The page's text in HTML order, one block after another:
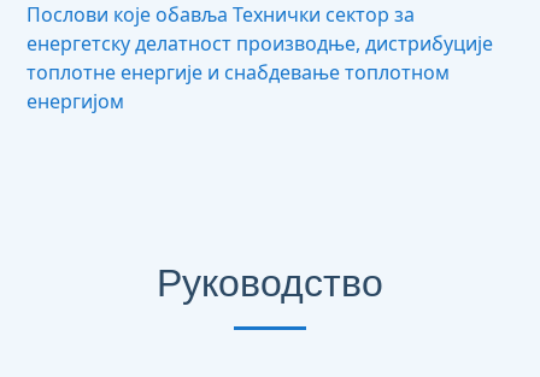
Послови које обавља Технички сектор за
енергетску делатност производње, дистрибуције
топлотне енергије и снабдевање топлотном
енергијом
Руководство